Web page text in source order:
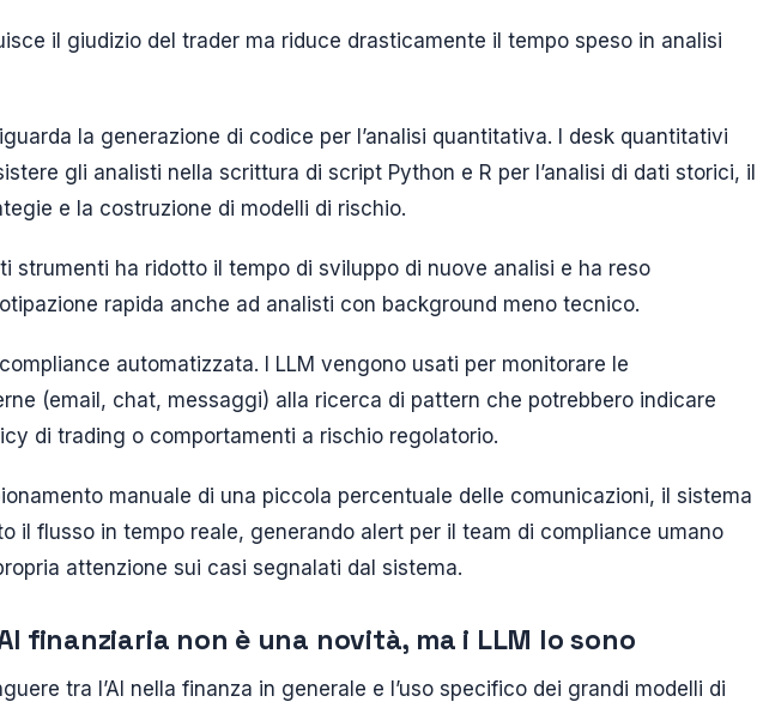
il giudizio del trader ma riduce drasticamente il tempo speso in analisi
la generazione di codice per l’analisi quantitativa. I desk quantitativi
gli analisti nella scrittura di script Python e R per l’analisi di dati storici, il
e la costruzione di modelli di rischio.
strumenti ha ridotto il tempo di sviluppo di nuove analisi e ha reso
rapida anche ad analisti con background meno tecnico.
automatizzata. I LLM vengono usati per monitorare le
(email, chat, messaggi) alla ricerca di pattern che potrebbero indicare
di trading o comportamenti a rischio regolatorio.
manuale di una piccola percentuale delle comunicazioni, il sistema
il flusso in tempo reale, generando alert per il team di compliance umano
attenzione sui casi segnalati dal sistema.
finanziaria non è una novità, ma i LLM lo sono
tra l’AI nella finanza in generale e l’uso specifico dei grandi modelli di